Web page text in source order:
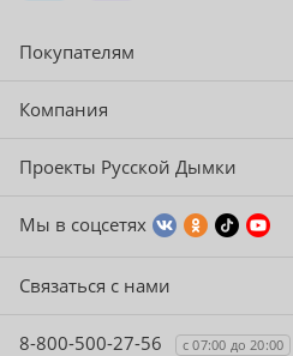
Покупателям
Компания
Проекты Русской Дымки
Мы в соцсетях
Связаться с нами
8-800-500-27-56 с 07:00 до 20:00